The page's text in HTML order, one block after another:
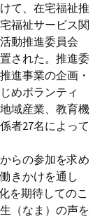
て、在宅福祉推
福祉サービス関
動推進委員会
された。推進委
進事業の企画・
めボランティ
域産業、教育機
者27名によって
らの参加を求め
きかけを通し
を期待してのこ
（なま）の声を